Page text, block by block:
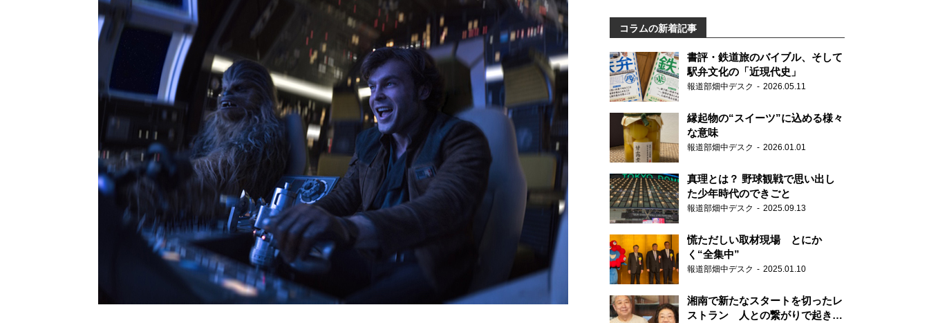
コラムの新着記事
書評・鉄道旅のバイブル、そして
駅弁文化の「近現代史」
報道部畑中デスク 2026.05.11
縁起物の“スイーツ”に込める様々
な意味
報道部畑中デスク 2026.01.01
真理とは？ 野球観戦で思い出し
た少年時代のできごと
報道部畑中デスク 2025.09.13
慌ただしい取材現場 とにか
く“全集中”
報道部畑中デスク 2025.01.10
湘南で新たなスタートを切ったレ
ストラン 人との繋がりで起きた